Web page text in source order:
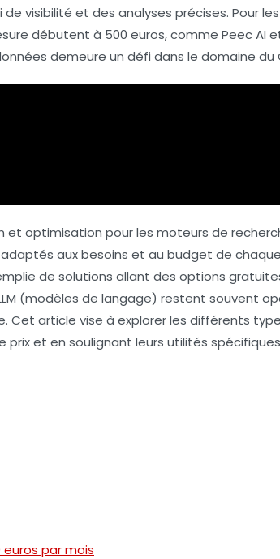
visibilité et des analyses précises. Pour
débutent à 500 euros, comme Peec AI
demeure un défi dans le domaine du
et optimisation pour les moteurs de
adaptés aux besoins et au budget de
de solutions allant des options
(modèles de langage) restent souvent
Cet article vise à explorer les différents
et en soulignant leurs utilités
par mois